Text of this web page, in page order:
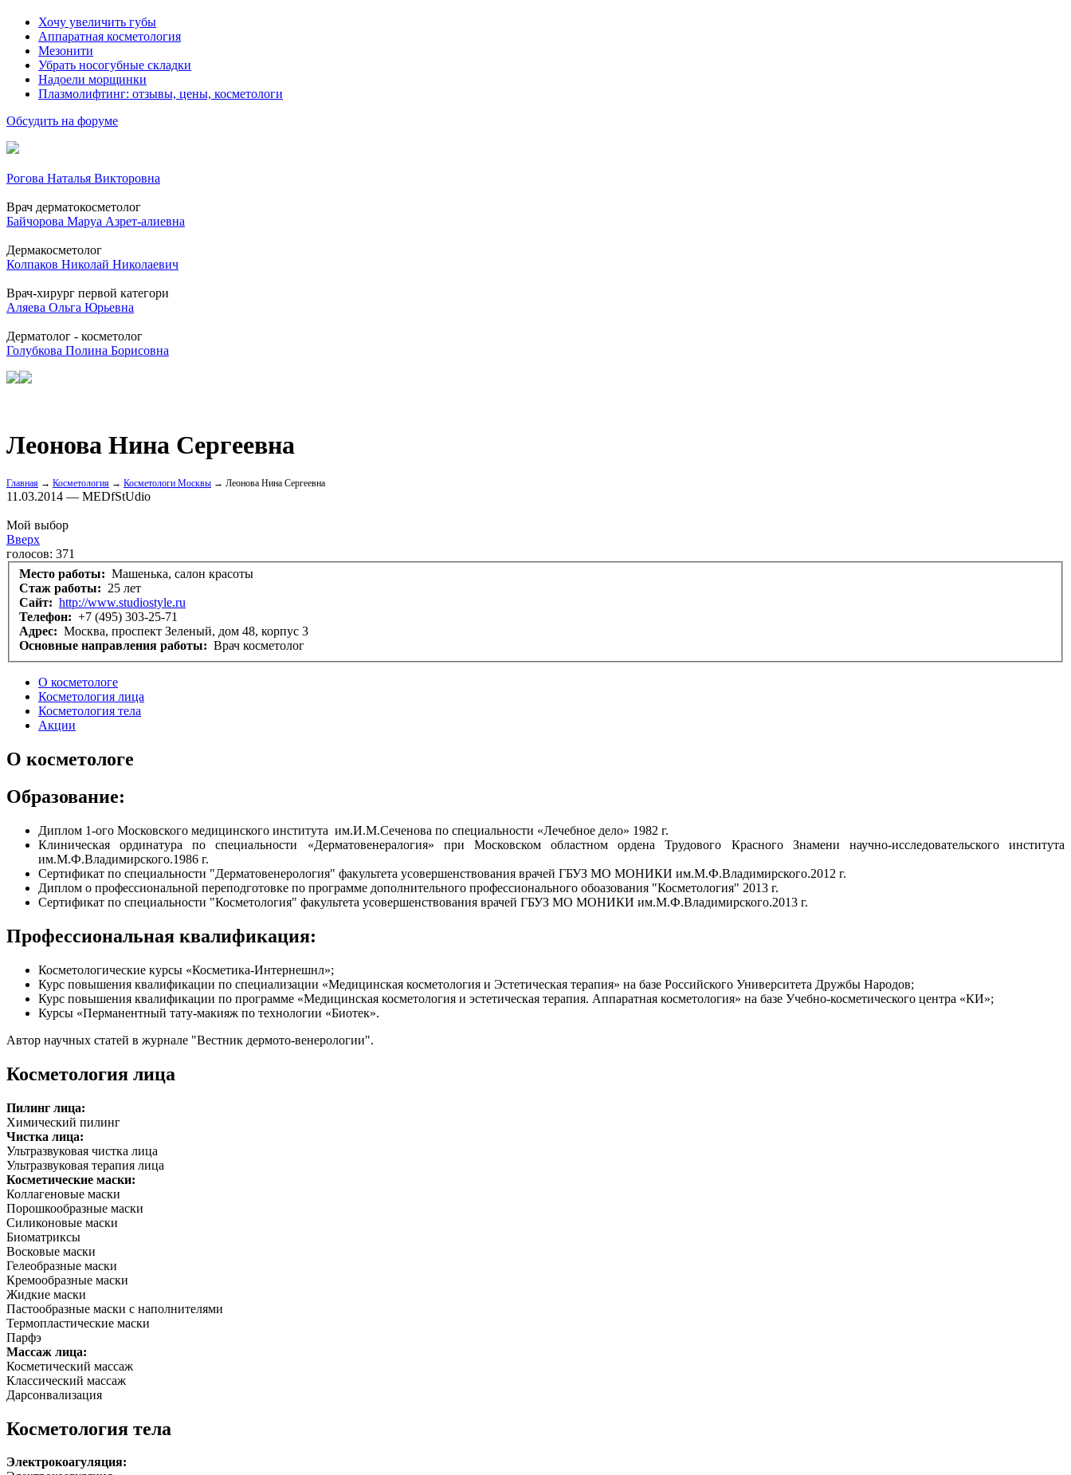
Хочу увеличить губы
Аппаратная косметология
Мезонити
Убрать носогубные складки
Надоели морщинки
Плазмолифтинг: отзывы, цены, косметологи
Обсудить на форуме
Рогова Наталья Викторовна
Врач дерматокосметолог
Байчорова Маруа Азрет-алиевна
Дермакосметолог
Колпаков Николай Николаевич
Врач-хирург первой категори
Аляева Ольга Юрьевна
Дерматолог - косметолог
Голубкова Полина Борисовна
Леонова Нина Сергеевна
Главная → Косметология → Косметологи Москвы → Леонова Нина Сергеевна
11.03.2014 — MEDfStUdio
Мой выбор
Вверх
голосов: 371
Место работы: Машенька, салон красоты
Стаж работы: 25 лет
Сайт: http://www.studiostyle.ru
Телефон: +7 (495) 303-25-71
Адрес: Москва, проспект Зеленый, дом 48, корпус 3
Основные направления работы: Врач косметолог
О косметологе
Косметология лица
Косметология тела
Акции
О косметологе
Образование:
Диплом 1-ого Московского медицинского института им.И.М.Сеченова по специальности «Лечебное дело» 1982 г.
Клиническая ординатура по специальности «Дерматовенералогия» при Московском областном ордена Трудового Красного Знамени научно-исследовательского института
им.М.Ф.Владимирского.1986 г.
Сертификат по специальности "Дерматовенерология" факультета усовершенствования врачей ГБУЗ МО МОНИКИ им.М.Ф.Владимирского.2012 г.
Диплом о профессиональной переподготовке по программе дополнительного профессионального обоазования "Косметология" 2013 г.
Сертификат по специальности "Косметология" факультета усовершенствования врачей ГБУЗ МО МОНИКИ им.М.Ф.Владимирского.2013 г.
Профессиональная квалификация:
Косметологические курсы «Косметика-Интернешнл»;
Курс повышения квалификации по специализации «Медицинская косметология и Эстетическая терапия» на базе Российского Университета Дружбы Народов;
Курс повышения квалификации по программе «Медицинская косметология и эстетическая терапия. Аппаратная косметология» на базе Учебно-косметического центра «КИ»;
Курсы «Перманентный тату-макияж по технологии «Биотек».
Автор научных статей в журнале "Вестник дермото-венерологии".
Косметология лица
Пилинг лица:
Химический пилинг
Чистка лица:
Ультразвуковая чистка лица
Ультразвуковая терапия лица
Косметические маски:
Коллагеновые маски
Порошкообразные маски
Силиконовые маски
Биоматриксы
Восковые маски
Гелеобразные маски
Кремообразные маски
Жидкие маски
Пастообразные маски с наполнителями
Термопластические маски
Парфэ
Массаж лица:
Косметический массаж
Классический массаж
Дарсонвализация
Косметология тела
Электрокоагуляция: